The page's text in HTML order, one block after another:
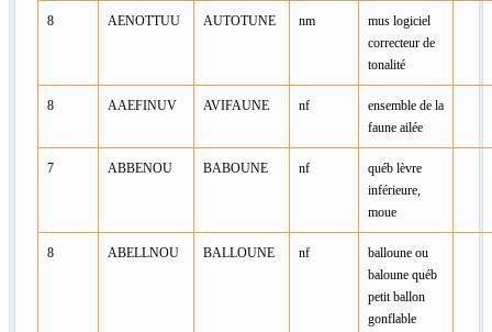
8 AENOTTUU AUTOTUNE nm
mus logiciel
correcteur de
tonalité
8 AAEFINUV AVIFAUNE nf
ensemble de la
faune ailée
7 ABBENOU BABOUNE nf
québ lèvre
inférieure,
moue
8 ABELLNOU BALLOUNE nf
balloune ou
baloune québ
petit ballon
gonflable